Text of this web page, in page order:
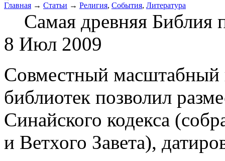
Главная → Статьи → Религия, События, Литература
Самая древняя Библия
8 Июл 2009
Совместный масштабный
библиотек позволил
Синайского кодекса
и Ветхого Завета),